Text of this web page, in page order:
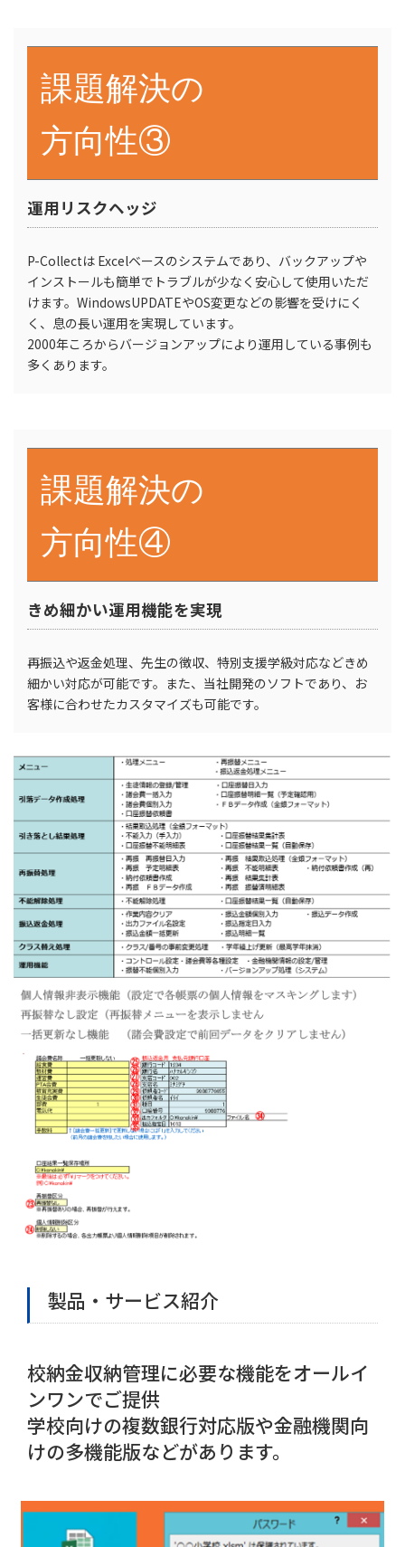
課題解決の
方向性③
運用リスクヘッジ
P-Collectは Excelベースのシステムであり、バックアップや
インストールも簡単でトラブルが少なく安心して使用いただ
けます。WindowsUPDATEやOS変更などの影響を受けにく
く、息の長い運用を実現しています。
2000年ころからバージョンアップにより運用している事例も
多くあります。
課題解決の
方向性④
きめ細かい運用機能を実現
再振込や返金処理、先生の徴収、特別支援学級対応などきめ
細かい対応が可能です。また、当社開発のソフトであり、お
客様に合わせたカスタマイズも可能です。
製品・サービス紹介
校納金収納管理に必要な機能をオールイ
ンワンでご提供
学校向けの複数銀行対応版や金融機関向
けの多機能版などがあります。